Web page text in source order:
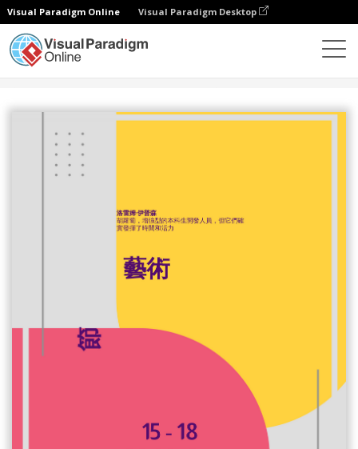
Visual Paradigm Online Visual Paradigm Desktop